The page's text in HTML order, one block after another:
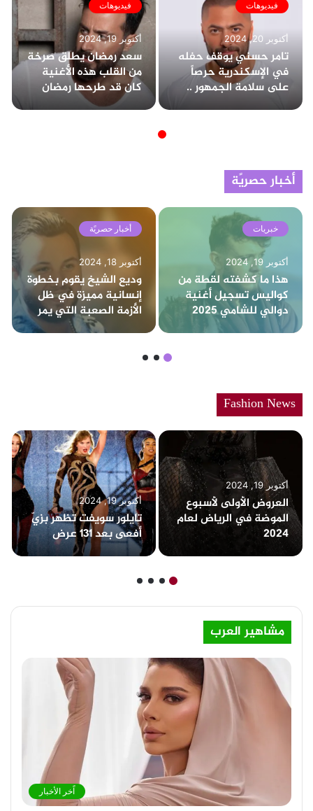
فيديوهات
أكتوبر 20, 2024
تامر حسني يوقف حفله
في الإسكندرية حرصاً
على سلامة الجمهور ..
وتخطى عدد الحضور
فيديوهات
أكتوبر 19, 2024
سعد رمضان يطلق صرخة
من القلب هذه الأغنية
كان قد طرحها رمضان
عام 2020
أخبار حصريًة
خبريات
أكتوبر 19, 2024
هذا ما كشفته لقطة من
كواليس تسجيل أغنية
دوالي للشامي 2025
أخبار حصريًة
أكتوبر 18, 2024
وديع الشيخ يقوم بخطوة
إنسانية مميزة في ظل
الأزمة الصعبة التي يمر
بها لبنان لـ 2024
Fashion News
أكتوبر 19, 2024
العروض الأولى لأسبوع
الموضة في الرياض لعام
2024
أكتوبر 19, 2024
تايلور سويفت تظهر بزيّ
أفعى بعد 131 عرض
مشاهير العرب
اًخر الأخبار